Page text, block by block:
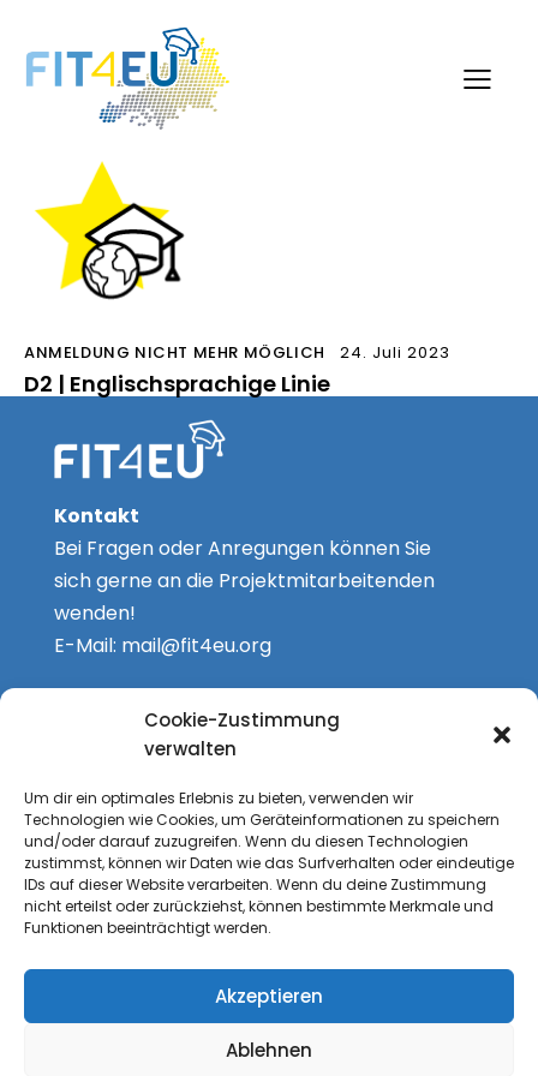
Cookie-Zustimmung
verwalten
Um dir ein optimales Erlebnis zu bieten, verwenden wir
Technologien wie Cookies, um Geräteinformationen zu speichern
und/oder darauf zuzugreifen. Wenn du diesen Technologien
zustimmst, können wir Daten wie das Surfverhalten oder eindeutige
IDs auf dieser Website verarbeiten. Wenn du deine Zustimmung
nicht erteilst oder zurückziehst, können bestimmte Merkmale und
Funktionen beeinträchtigt werden.
Akzeptieren
Ablehnen
ANMELDUNG NICHT MEHR MÖGLICH 24. Juli 2023
D2 | Englischsprachige Linie
Kontakt
Bei Fragen oder Anregungen können Sie
sich gerne an die Projektmitarbeitenden
wenden!
E-Mail: mail@fit4eu.org
Goethe-Universität Frankfurt a.M.
Professur für Politikwissenschaften mit
Sozialwissenschaften
Theodor-W.-Adorno-Platz 6
D-60323 Frankfurt a.M.
Fit4EU
Laufzeit: 01/2023-12/2025
gefördert durch die Europäische Union
(Jean Monnet Actions)